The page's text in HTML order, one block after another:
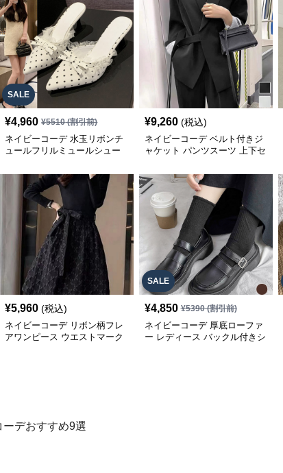
SALE
¥4,960 ¥5510(割引前)
ネイビーコーデ 水玉リボンチ
ュールフリルミュールシュー
¥9,260 (税込)
ネイビーコーデ ベルト付きジ
ャケット パンツスーツ 上下セ
¥5,960 (税込)
ネイビーコーデ リボン柄フレ
アワンピース ウエストマーク
SALE
¥4,850 ¥5390(割引前)
ネイビーコーデ 厚底ローファ
ー レディース バックル付きシ